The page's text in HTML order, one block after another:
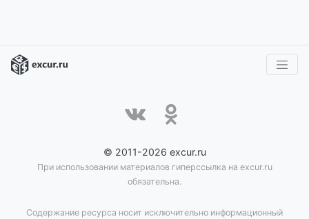
© 2011-2026 excur.ru
При использовании материалов гиперссылка на excur.ru
обязательна.
Содержание ресурса носит исключительно информационный